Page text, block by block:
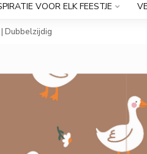
VOOR ELK FEESTJE
Dubbelzijdig